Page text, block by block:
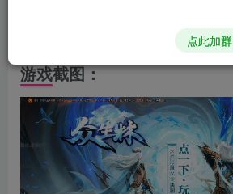
5.版本里有开区替换，免去清理烦恼
游戏截图：
点此加群